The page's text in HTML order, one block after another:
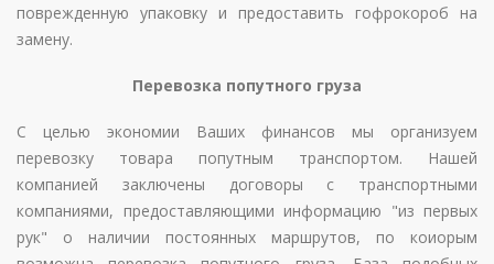
поврежденную упаковку и предоставить гофрокороб на
замену.
Перевозка попутного груза
С целью экономии Ваших финансов мы организуем
перевозку товара попутным транспортом. Нашей
компанией заключены договоры с транспортными
компаниями, предоставляющими информацию "из первых
рук" о наличии постоянных маршрутов, по коиорым